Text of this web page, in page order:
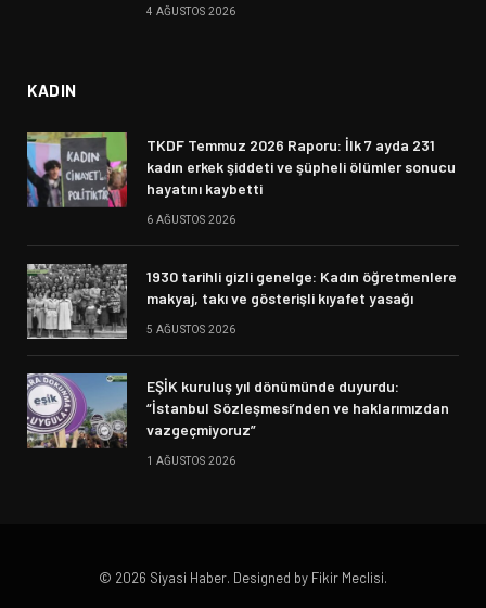
4 AĞUSTOS 2026
KADIN
TKDF Temmuz 2026 Raporu: İlk 7 ayda 231
kadın erkek şiddeti ve şüpheli ölümler sonucu
hayatını kaybetti
6 AĞUSTOS 2026
1930 tarihli gizli genelge: Kadın öğretmenlere
makyaj, takı ve gösterişli kıyafet yasağı
5 AĞUSTOS 2026
EŞİK kuruluş yıl dönümünde duyurdu:
“İstanbul Sözleşmesi’nden ve haklarımızdan
vazgeçmiyoruz”
1 AĞUSTOS 2026
© 2026 Siyasi Haber. Designed by Fikir Meclisi.